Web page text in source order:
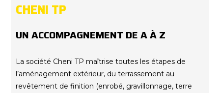
CHENI TP
UN ACCOMPAGNEMENT DE A À Z
La société Cheni TP maîtrise toutes les étapes de
l’aménagement extérieur, du terrassement au
revêtement de finition (enrobé, gravillonnage, terre